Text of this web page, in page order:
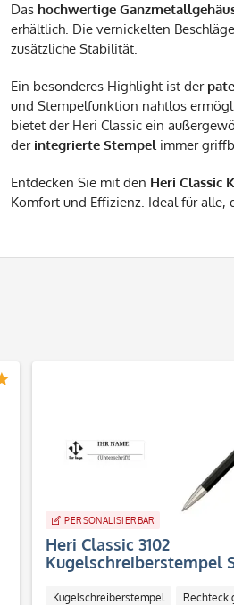
Das hochwertige
erhältlich. Die vernickelten
zusätzliche Stabilität.
Ein besonderes Highlight ist der
und Stempelfunktion nahtlos
bietet der Heri Classic ein
der integrierte Stempelimmer
Entdecken Sie mit den Heri Classic
Komfort und Effizienz. Ideal für
PERSONALISIERBAR
Heri Classic 3102
Kugelschreiberstempel
Kugelschreiberstempel